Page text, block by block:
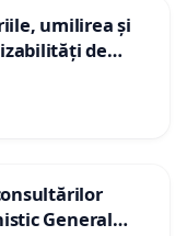
umilirea și
de
General